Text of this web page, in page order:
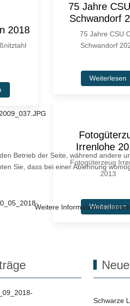
75 Jahre
Schwandorf
75 Jahre CSU
Schwandorf
Weiterlesen
2018
Irrenlohe
Fotogüterzeug
2013
Weiterlesen
Schwarze
Betrieb der Seite, während andere
Sie, dass bei einer Ablehnung
Weitere Informationen|